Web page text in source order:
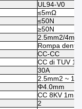
UL94-V0
≤5mΩ
≤50N
≥50N
2.5mm2/
Rompa dentro
CC-CC
CC di TUV
30A
2.5mm2 ~
Φ4.0mm
CC 8KV 1min
2